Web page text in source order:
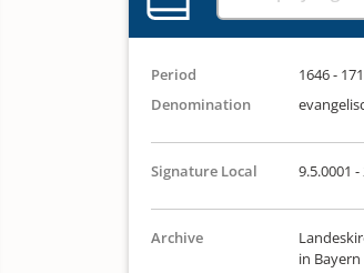
Period
1646 -
Denomination
Signature Local 9.5.0001 -
Archive
in Bayern